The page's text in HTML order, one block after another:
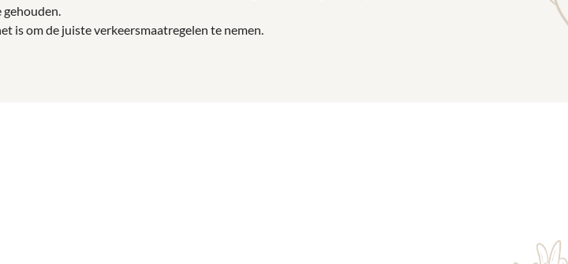
is om de juiste verkeersmaatregelen te nemen.